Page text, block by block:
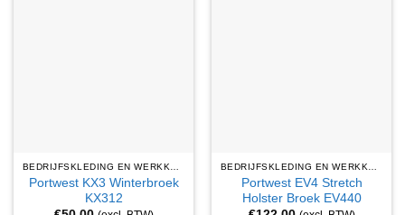
Portwest KX3 Winterbroek
KX312
Portwest EV4 Stretch
Holster Broek EV440